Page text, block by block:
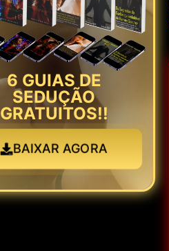
6 GUIAS DE
SEDUÇÃO
GRATUITOS!!
BAIXAR AGORA